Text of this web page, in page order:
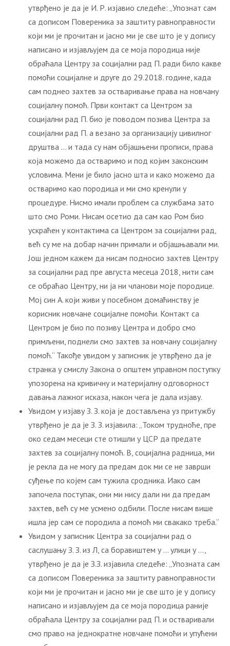
утврђено је да је И. Р. изјавио следеће: „Упознат сам
са дописом Повереника за заштиту равноправности
који ми је прочитан и јасно ми је све што је у допису
написано и изјављујем да се моја породица није
обраћала Центру за социјални рад П. ради било какве
помоћи социјалне и друге до 29.2018. године, када
сам поднео захтев за остваривање права на новчану
социјалну помоћ. Први контакт са Центром за
социјални рад П. био је поводом позива Центра за
социјални рад П. а везано за организацију цивилног
друштва … и тада су нам објашњени прописи, права
која можемо да остваримо и под којим законским
условима. Мени је било јасно шта и како можемо да
остваримо као породица и ми смо кренули у
процедуре. Нисмо имали проблем са службама зато
што смо Роми. Нисам осетио да сам као Ром био
ускраћен у контактима са Центром за социјални рад,
већ су ме на добар начин примали и објашњавали ми.
Још једном кажем да нисам подносио захтев Центру
за социјални рад пре августа месеца 2018, нити сам
се обраћао Центру, ни ја ни чланови моје породице.
Мој син А. који живи у посебном домаћинству је
корисник новчане социјалне помоћи. Контакт са
Центром је био по позиву Центра и добро смо
примљени, поднели смо захтев за новчану социјалну
помоћ.“ Такође увидом у записник је утврђено да је
странка у смислу Закона о општем управном поступку
упозорена на кривичну и материјалну одговорност
давања лажног исказа, након чега је дала изјаву.
Увидом у изјаву З. З. која је достављена уз притужбу
утврђено је да је З. З. изјавила: „Током трудноће, пре
око седам месеци сте отишли у ЦСР да предате
захтев за социјалну помоћ. В, социјална радница, ми
је рекла да не могу да предам док ми се не заврши
суђење по којем сам тужила сродника. Иако сам
започела поступак, они ми нису дали ни да предам
захтев, већ су ме усмено одбили. После нисам више
ишла јер сам се породила а помоћ ми свакако треба.“
Увидом у записник Центра за социјални рад о
саслушању З. З. из Л, са боравиштем у … улици у …,
утврђено је да је З.З. изјавила следеће: „Упозната сам
са дописом Повереника за заштиту равноправности
који ми је прочитан и јасно ми је све што је у допису
написано и изјављујем да се моја породица раније
обраћала Центру за социјални рад П. и остваривали
смо право на једнократне новчане помоћи и упућени